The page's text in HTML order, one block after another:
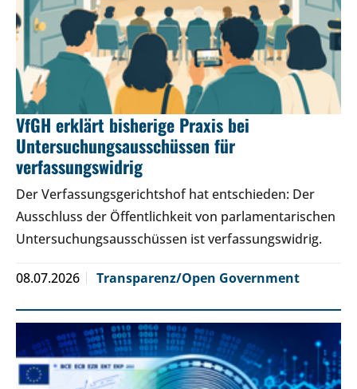
VfGH erklärt bisherige Praxis bei
Untersuchungsausschüssen für
verfassungswidrig
Der Verfassungsgerichtshof hat entschieden: Der
Ausschluss der Öffentlichkeit von parlamentarischen
Untersuchungsausschüssen ist verfassungswidrig.
08.07.2026 Transparenz/Open Government